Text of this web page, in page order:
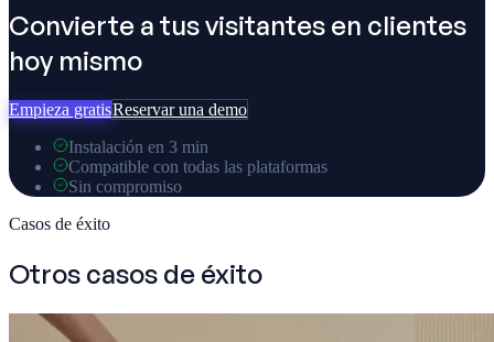
Convierte a tus visitantes en clientes
hoy mismo
Empieza gratisReservar una demo
Instalación en 3 min
Compatible con todas las plataformas
Sin compromiso
Casos de éxito
Otros casos de éxito